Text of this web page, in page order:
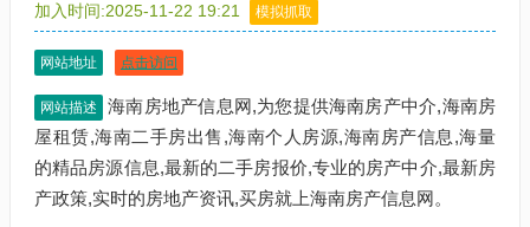
加入时间:2025-11-22 19:21 模拟抓取
网站地址 点击访问
网站描述
海南房地产信息网,为您提供海南房产中介,海南房
屋租赁,海南二手房出售,海南个人房源,海南房产信息,海量
的精品房源信息,最新的二手房报价,专业的房产中介,最新房
产政策,实时的房地产资讯,买房就上海南房产信息网。